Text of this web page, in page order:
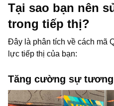
Tại sao bạn nên
trong tiếp thị?
Đây là phân tích về cách mã
lực tiếp thị của bạn:
Tăng cường sự